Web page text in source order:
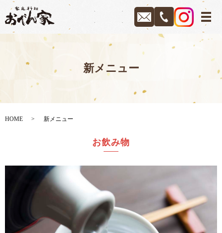
メ
新メニュー
HOME 新メニュー
お飲み物